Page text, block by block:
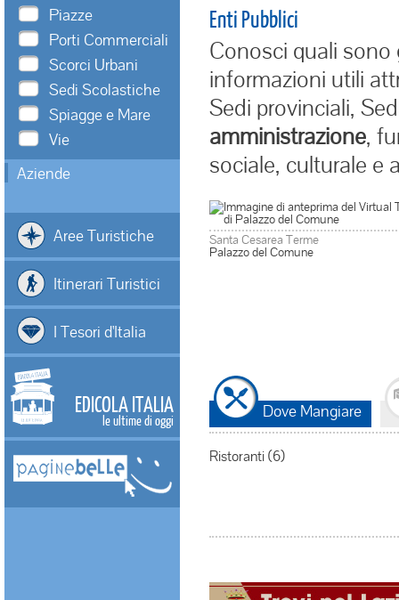
Piazze
Porti Commerciali
Scorci Urbani
Sedi Scolastiche
Spiagge e Mare
Vie
Aziende
Aree Turistiche
Itinerari Turistici
I Tesori d'Italia
EDICOLA ITALIA
le ultime di oggi
Enti Pubblici
Conosci quali
informazioni utili
Sedi provinciali,
amministrazione,
sociale, culturale e
Santa Cesarea Terme
Palazzo del Comune
Dove Mangiare
Ristoranti (6)